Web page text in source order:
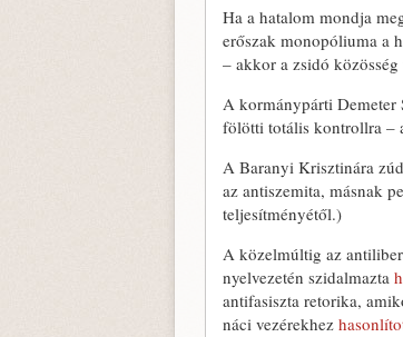
Ha a hatalom mondja
erőszak monopóliuma a
– akkor a zsidó
A kormánypárti Demeter
fölötti totális kontrollra –
A Baranyi Krisztinára
az antiszemita, másnak
teljesítményétől.)
A közelmúltig az
nyelvezetén szidalmazta
antifasiszta retorika,
náci vezérekhez